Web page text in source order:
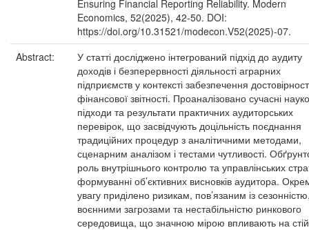
Ensuring Financial Reporting Reliability. Modern
Economics, 52(2025), 42-50. DOI:
https://doi.org/10.31521/modecon.V52(2025)-07.
Abstract:
У статті досліджено інтегрований підхід до аудиту
доходів і безперервності діяльності аграрних
підприємств у контексті забезпечення
фінансової звітності. Проаналізовано сучасні
підходи та результати практичних аудиторських
перевірок, що засвідчують доцільність поєднання
традиційних процедур з аналітичними методами,
сценарним аналізом і тестами чутливості.
роль внутрішнього контролю та управлінських
формуванні об’єктивних висновків аудитора.
увагу приділено ризикам, пов’язаним із
воєнними загрозами та нестабільністю ринкового
середовища, що значною мірою впливають на